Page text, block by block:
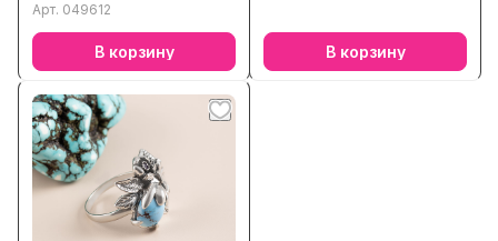
Арт. 049612
В корзину В корзину